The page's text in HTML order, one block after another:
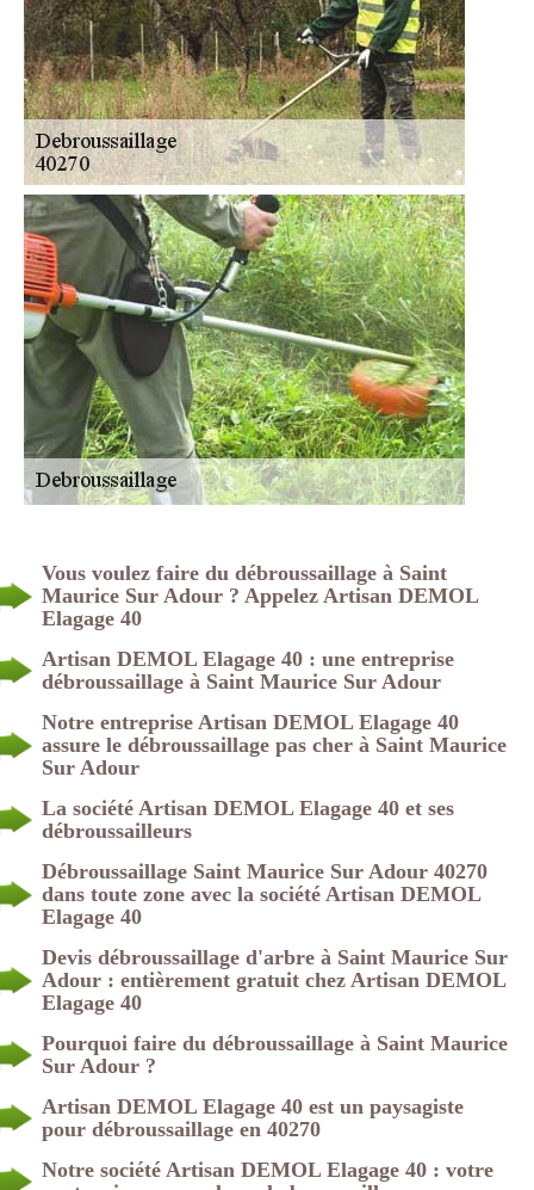
Vous voulez faire du débroussaillage à Saint
Maurice Sur Adour ? Appelez Artisan DEMOL
Elagage 40
Artisan DEMOL Elagage 40 : une entreprise
débroussaillage à Saint Maurice Sur Adour
Notre entreprise Artisan DEMOL Elagage 40
assure le débroussaillage pas cher à Saint Maurice
Sur Adour
La société Artisan DEMOL Elagage 40 et ses
débroussailleurs
Débroussaillage Saint Maurice Sur Adour 40270
dans toute zone avec la société Artisan DEMOL
Elagage 40
Devis débroussaillage d'arbre à Saint Maurice Sur
Adour : entièrement gratuit chez Artisan DEMOL
Elagage 40
Pourquoi faire du débroussaillage à Saint Maurice
Sur Adour ?
Artisan DEMOL Elagage 40 est un paysagiste
pour débroussaillage en 40270
Notre société Artisan DEMOL Elagage 40 : votre